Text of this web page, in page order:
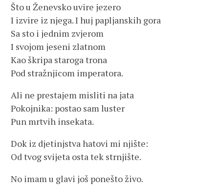
Što u Ženevsko uvire jezero
I izvire iz njega. I huj papljanskih gora
Sa sto i jednim zvjerom
I svojom jeseni zlatnom
Kao škripa staroga trona
Pod stražnjicom imperatora.
Ali ne prestajem misliti na jata
Pokojnika: postao sam luster
Pun mrtvih insekata.
Dok iz djetinjstva hatovi mi njište:
Od tvog svijeta osta tek strnjište.
No imam u glavi još ponešto živo.